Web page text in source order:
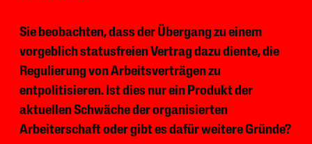
Sie beobachten, dass der Übergang zu einem
vorgeblich statusfreien Vertrag dazu diente, die
Regulierung von Arbeitsverträgen zu
entpolitisieren. Ist dies nur ein Produkt der
aktuellen Schwäche der organisierten
Arbeiterschaft oder gibt es dafür weitere Gründe?